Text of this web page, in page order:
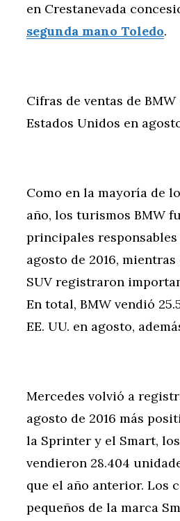
en Crestanevada
segunda mano Toledo.
Cifras de ventas de
Estados Unidos en
Como en la mayoría de
año, los turismos BMW
principales
agosto de 2016,
SUV registraron
En total, BMW vendió
EE. UU. en agosto,
Mercedes volvió a
agosto de 2016 más
la Sprinter y el Smart,
vendieron 28.404
que el año anterior. Los
pequeños de la marca